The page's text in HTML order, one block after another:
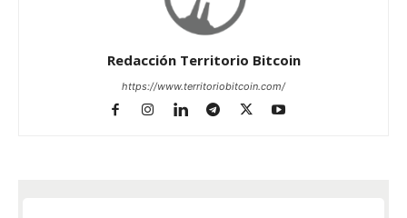
Redacción Territorio Bitcoin
https://www.territoriobitcoin.com/